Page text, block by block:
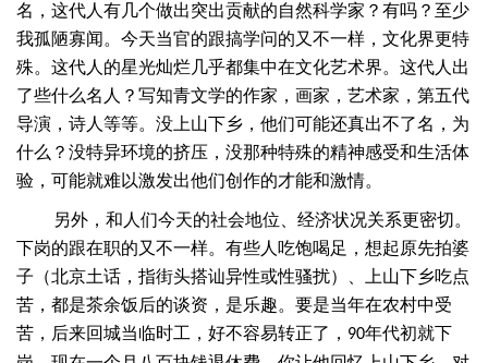
名，这代人有几个做出突出贡献的自然科学家？有吗？至少
我孤陋寡闻。今天当官的跟搞学问的又不一样，文化界更特
殊。这代人的星光灿烂几乎都集中在文化艺术界。这代人出
了些什么名人？写知青文学的作家，画家，艺术家，第五代
导演，诗人等等。没上山下乡，他们可能还真出不了名，为
什么？没特异环境的挤压，没那种特殊的精神感受和生活体
验，可能就难以激发出他们创作的才能和激情。
另外，和人们今天的社会地位、经济状况关系更密切。
下岗的跟在职的又不一样。有些人吃饱喝足，想起原先拍婆
子（北京土话，指街头搭讪异性或性骚扰）、上山下乡吃点
苦，都是茶余饭后的谈资，是乐趣。要是当年在农村中受
苦，后来回城当临时工，好不容易转正了， 90年代初就下